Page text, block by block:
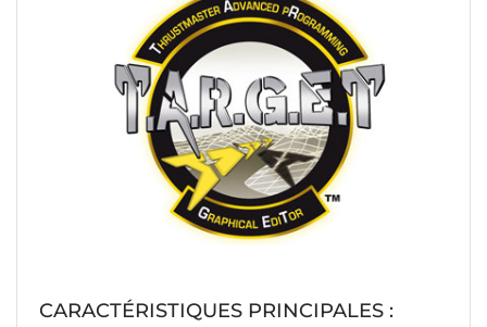
CARACTÉRISTIQUES PRINCIPALES :